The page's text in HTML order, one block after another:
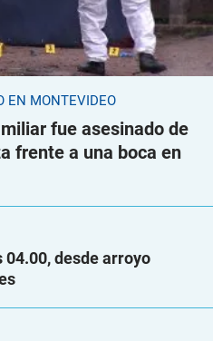
EN MONTEVIDEO
fue asesinado de
frente a una boca en
desde arroyo